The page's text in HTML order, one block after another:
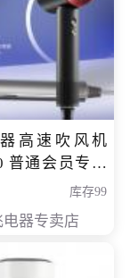
高速吹风机
普通会员专享
库存99
电器专卖店